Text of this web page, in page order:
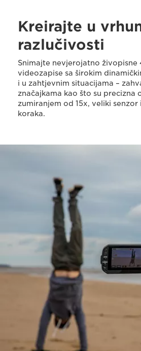
Kreirajte u
razlučivosti
Snimajte nevjerojatno živopisne
videozapise sa širokim
i u zahtjevnim situacijama –
značajkama kao što su precizna
zumiranjem od 15x, veliki senzor
koraka.